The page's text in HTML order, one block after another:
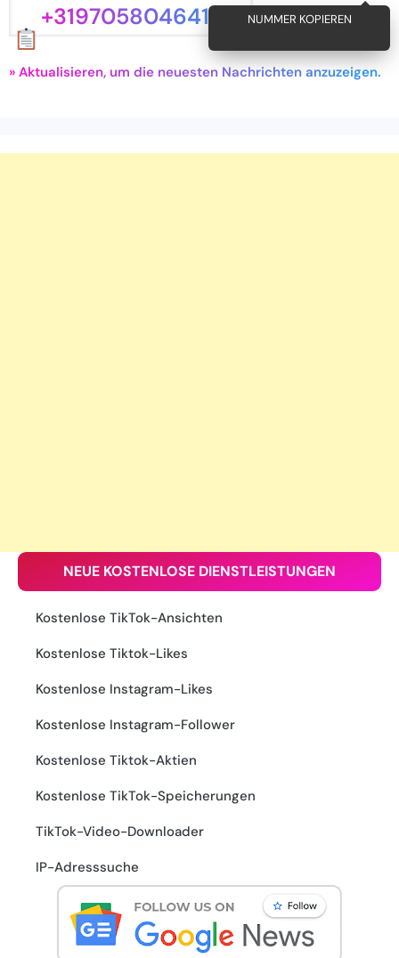
+3197058046417 NUMMER KOPIEREN
» Aktualisieren, um die neuesten Nachrichten anzuzeigen.
NEUE KOSTENLOSE DIENSTLEISTUNGEN
Kostenlose TikTok-Ansichten
Kostenlose Tiktok-Likes
Kostenlose Instagram-Likes
Kostenlose Instagram-Follower
Kostenlose Tiktok-Aktien
Kostenlose TikTok-Speicherungen
TikTok-Video-Downloader
IP-Adresssuche